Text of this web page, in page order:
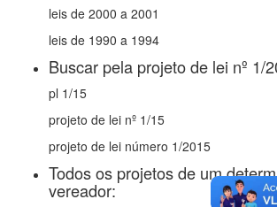
leis de 2000 a 2001
leis de 1990 a 1994
Buscar pela projeto de lei nº 1/
pl 1/15
projeto de lei nº 1/15
projeto de lei número 1/2015
Todos os projetos de um
vereador: